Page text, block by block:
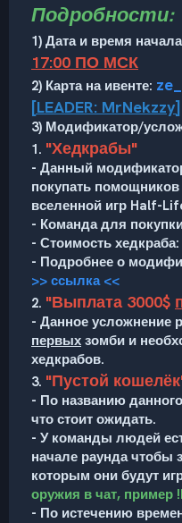
Подробности:
1) Дата и время
17:00 ПО МСК
2) Карта на ивенте:
[LEADER: MrNekzzy]
3) Модификатор/
1. "Хедкрабы"
- Данный
покупать
вселенной игр Half-
- Команда для
- Стоимость хедкраба:
- Подробнее о
>> ссылка <<
2. "Выплата 3000$
- Данное усложнение
первых зомби и
хедкрабов.
3. "Пустой
- По названию
что стоит ожидать.
- У команды людей
начале раунда чтобы
которым они будут
оружия в чат, пример
- По истечению